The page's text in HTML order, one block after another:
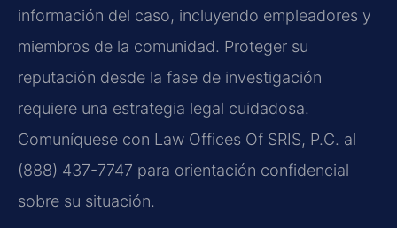
información del caso, incluyendo empleadores y
miembros de la comunidad. Proteger su
reputación desde la fase de investigación
requiere una estrategia legal cuidadosa.
Comuníquese con Law Offices Of SRIS, P.C. al
(888) 437-7747 para orientación confidencial
sobre su situación.